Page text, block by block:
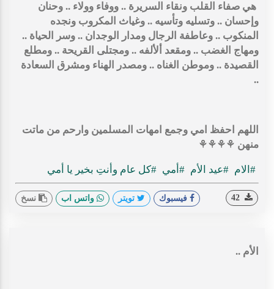
هي صفاء القلب ونقاء السريرة .. ووفاء وولاء .. وحنان
وإحسان .. وتسليه وتأسيه .. وغياث المكروب ونجده
المنكوب .. وعاطفة الرجال ومدار الوجدان .. وسر الحياة ..
ومهاج الغضب .. ومقعد ألألفه .. ومجتلى القريحة .. ومطلع
القصيدة .. وموطن الغناه .. ومصدر الهناء ومشرق السعادة
..
اللهم احفظ امي وجمع امهات المسلمين وارحم من ماتت
منهن ⚘⚘⚘⚘
#الام #عيد الأم #أمي #كل عام وأنتِ بخير يا أمي
فيسبوك تويتر واتس اب نسخ
الأم ..